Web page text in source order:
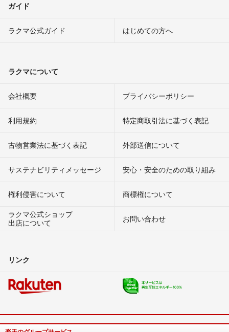
ガイド
ラクマ公式ガイド はじめての方へ
ラクマについて
会社概要 プライバシーポリシー
利用規約 特定商取引法に基づく表記
古物営業法に基づく表記 外部送信について
サステナビリティメッセージ 安心・安全のための取り組み
権利侵害について
商標権について
ラクマ公式ショップ
出店について
お問い合わせ
リンク